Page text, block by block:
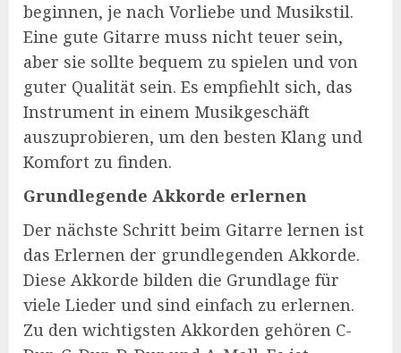
beginnen, je nach Vorliebe und Musikstil.
Eine gute Gitarre muss nicht teuer sein,
aber sie sollte bequem zu spielen und von
guter Qualität sein. Es empfiehlt sich, das
Instrument in einem Musikgeschäft
auszuprobieren, um den besten Klang und
Komfort zu finden.
Grundlegende Akkorde erlernen
Der nächste Schritt beim Gitarre lernen ist
das Erlernen der grundlegenden Akkorde.
Diese Akkorde bilden die Grundlage für
viele Lieder und sind einfach zu erlernen.
Zu den wichtigsten Akkorden gehören C-